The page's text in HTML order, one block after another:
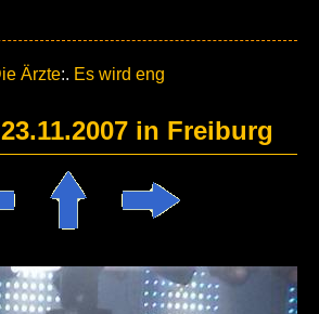
Ärzte:. Es wird eng
in Freiburg